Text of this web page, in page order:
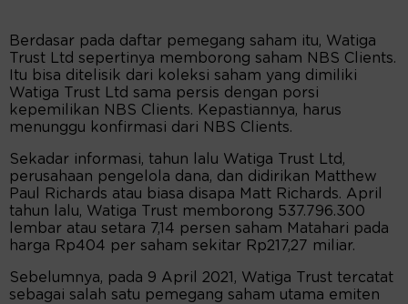
Berdasar pada daftar pemegang saham itu, Watiga
Trust Ltd sepertinya memborong saham NBS Clients.
Itu bisa ditelisik dari koleksi saham yang dimiliki
Watiga Trust Ltd sama persis dengan porsi
kepemilikan NBS Clients. Kepastiannya, harus
menunggu konfirmasi dari NBS Clients.
Sekadar informasi, tahun lalu Watiga Trust Ltd,
perusahaan pengelola dana, dan didirikan Matthew
Paul Richards atau biasa disapa Matt Richards. April
tahun lalu, Watiga Trust memborong 537.796.300
lembar atau setara 7,14 persen saham Matahari pada
harga Rp404 per saham sekitar Rp217,27 miliar.
Sebelumnya, pada 9 April 2021, Watiga Trust tercatat
sebagai salah satu pemegang saham utama emiten